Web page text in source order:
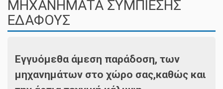
ΜΗΧΑΝΗΜΑΤΑ ΣΥΜΠΙΕΣΗΣ
ΕΔΑΦΟΥΣ
Εγγυόμεθα άμεση παράδοση, των
μηχανημάτων στο χώρο σας,καθώς και